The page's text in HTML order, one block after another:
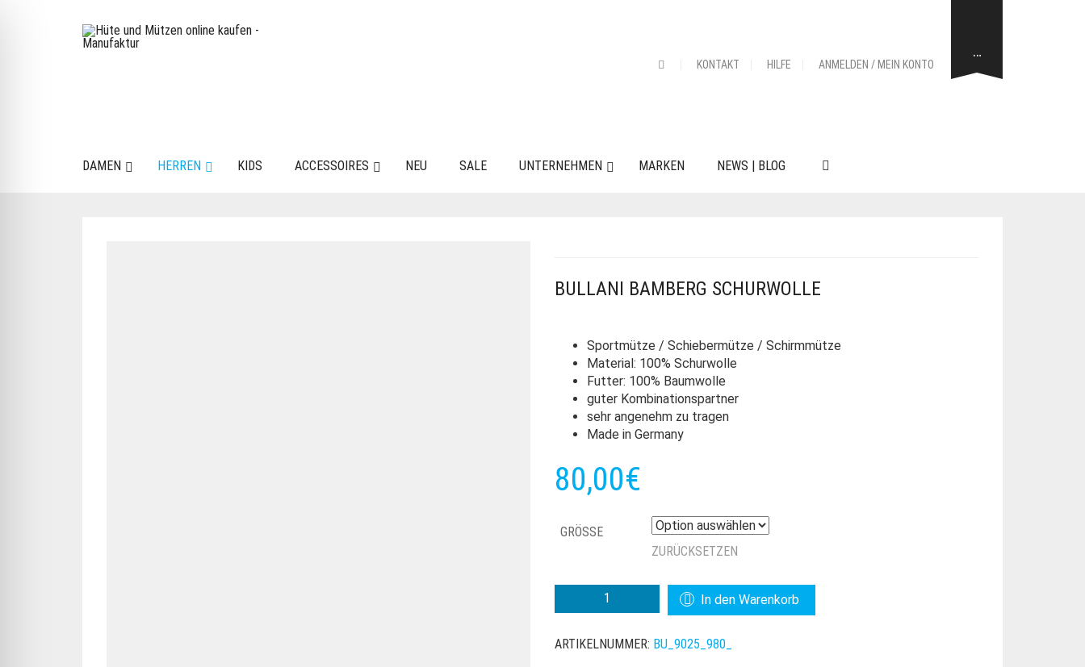
KONTAKT HILFE ANMELDEN / MEIN KONTO
…
DAMEN HERREN KIDS ACCESSOIRES NEU SALE UNTERNEHMEN MARKEN NEWS | BLOG
BULLANI BAMBERG SCHURWOLLE
Sportmütze / Schiebermütze / Schirmmütze
Material: 100% Schurwolle
Futter: 100% Baumwolle
guter Kombinationspartner
sehr angenehm zu tragen
Made in Germany
80,00€
GRÖSSE
ZURÜCKSETZEN
BAMBERG
MENGE
In den Warenkorb
ARTIKELNUMMER: BU_9025_980_